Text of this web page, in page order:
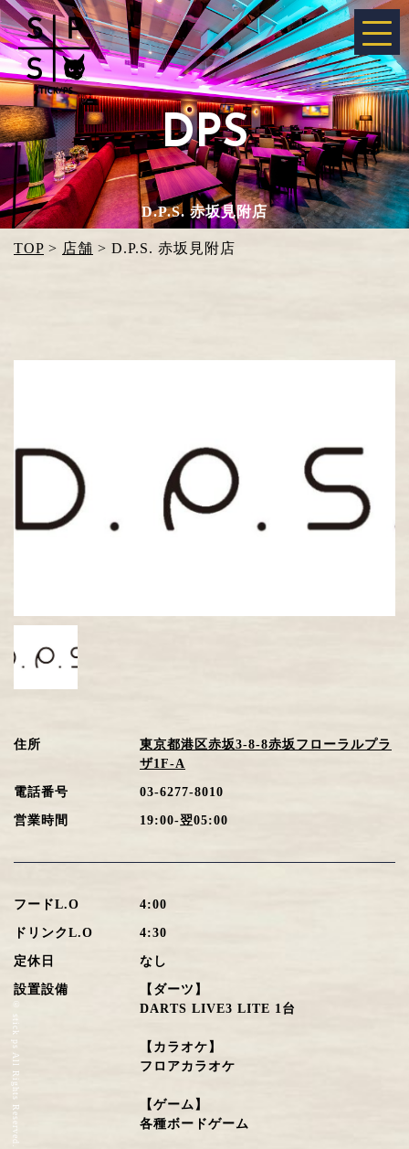
DPS
D.P.S. 赤坂見附店
TOP > 店舗 > D.P.S. 赤坂見附店
住所
東京都港区赤坂3-8-8赤坂フローラルプラ
ザ1F-A
電話番号 03-6277-8010
営業時間 19:00-翌05:00
フードL.O 4:00
ドリンクL.O 4:30
定休日 なし
設置設備
【ダーツ】
DARTS LIVE3 LITE 1台
【カラオケ】
フロアカラオケ
【ゲーム】
各種ボードゲーム
© stick ps All Rights Reserved.